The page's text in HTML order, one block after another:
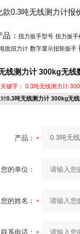
款0.3吨无线测力计报
： 扭力扳手型号 扭力扳手
批扭力计 数字显示扭矩扳手
线测力计 300kg无线
键字： 0.3吨无线测力计
0.3吨无线测力计 300kg无
产品：
您的单位：
您的姓名：
联系电话：